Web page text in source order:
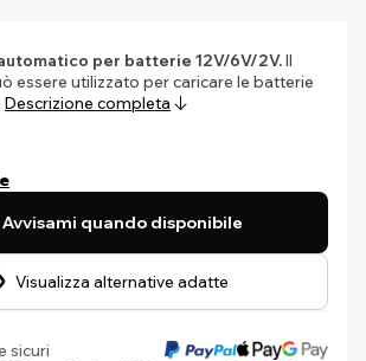
per batterie 12V/6V/2V.Il
essere utilizzato per caricare le batterie
Descrizione completa
Avvisami quando disponibile
Visualizza alternative adatte
sicuri